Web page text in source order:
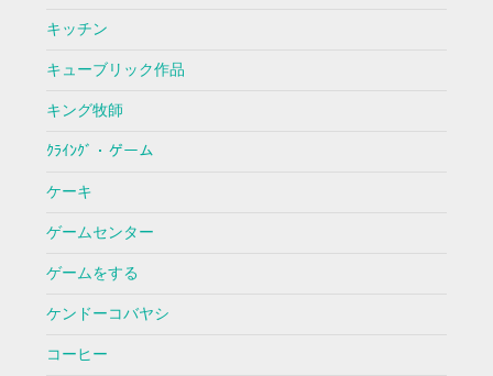
キッチン
キューブリック作品
キング牧師
ｸﾗｲﾝｸﾞ・ゲーム
ケーキ
ゲームセンター
ゲームをする
ケンドーコバヤシ
コーヒー